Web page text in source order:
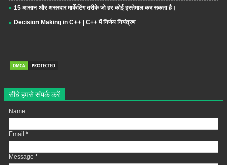
15 आसान और असरदार मार्केटिंग तरीके जो हर कोई इस्तेमाल कर सकता है।
Decision Making in C++ | C++ में निर्णय नियंत्रण
सीधे हमसे संपर्क करें
Name
Email *
Message *